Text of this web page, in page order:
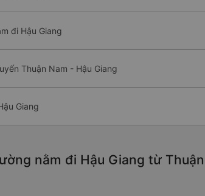
đi Hậu Giang
Thuận Nam - Hậu Giang
Giang
nằm đi Hậu Giang từ